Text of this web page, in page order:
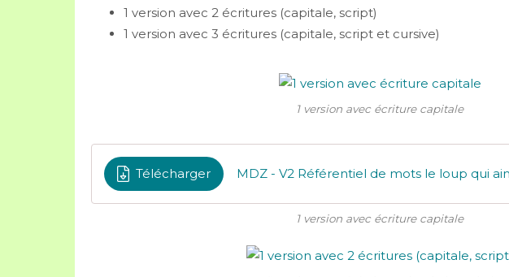
1 version avec 2 écritures (capitale, script)
1 version avec 3 écritures (capitale, script et cursive)
1 version avec écriture capitale
Télécharger
1 version avec écriture capitale